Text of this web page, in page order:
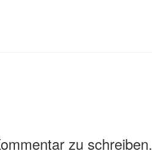
zu schreiben.